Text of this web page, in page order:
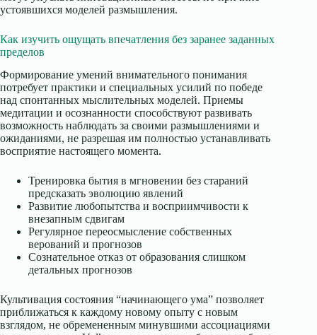
устоявшихся моделей размышления.
Как изучить ощущать впечатления без заранее заданных
пределов
Формирование умений внимательного понимания
потребует практики и специальных усилий по победе
над спонтанных мыслительных моделей. Приемы
медитации и осознанности способствуют развивать
возможность наблюдать за своими размышлениями и
ожиданиями, не разрешая им полностью устанавливать
восприятие настоящего момента.
Тренировка бытия в мгновении без стараний
предсказать эволюцию явлений
Развитие любопытства и восприимчивости к
внезапным сдвигам
Регулярное переосмысление собственных
верований и прогнозов
Сознательное отказ от образования слишком
детальных прогнозов
Культивация состояния “начинающего ума” позволяет
приближаться к каждому новому опыту с новым
взглядом, не обремененным минувшими ассоциациями